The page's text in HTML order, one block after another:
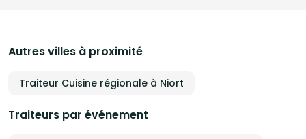
Autres villes à proximité
Traiteur Cuisine régionale à Niort
Traiteurs par événement